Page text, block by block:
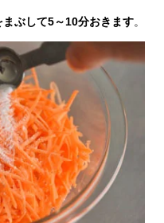
まぶして5～10分おきます。